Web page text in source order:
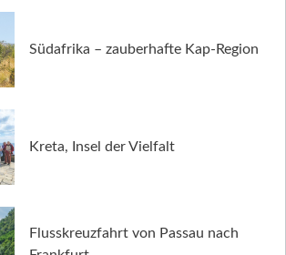
Südafrika – zauberhafte Kap-Region
Kreta, Insel der Vielfalt
Flusskreuzfahrt von Passau nach